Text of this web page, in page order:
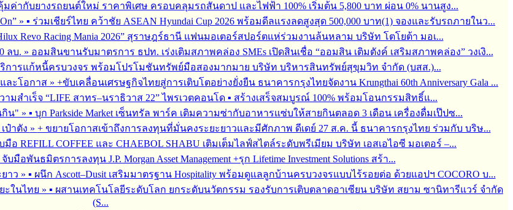
มค่ากับยางรถยนต์ใหม่ ราคาพิเศษ ครอบคลุมรถสันดาป และไฟฟ้า 100% เริ่มต้น 5,800 บาท ผ่อน 0% นานสูง...
» ▪︎ ร่วมเชียร์ไทย คว้าชัย ASEAN Hyundai Cup 2026 พร้อมดีลแรงลดสูงสุด 500,000 บาท(1) จองและรับรถภายในว...
Revo Racing Mania 2026” สุราษฎร์ธานี แฟนมอเตอร์สปอร์ตแห่ร่วมงานล้นหลาม บริษัท โตโยต้า มอเ...
ลบ. » ออมสินขานรับมาตรการ ธปท. เร่งเติมสภาพคล่อง SMEs เปิดสินเชื่อ “ออมสิน เติมตังค์ เสริมสภาพคล่อง” วงเงิ...
ริการแก้หนี้ครบวงจร พร้อมโปรโมชันทรัพย์มือสองมากมาย บริษัท บริหารสินทรัพย์สุขุมวิท จำกัด (บสส.)...
ละโอกาส » +ขับเคลื่อนเศรษฐกิจไทยสู่การเติบโตอย่างยั่งยืน ธนาคารกรุงไทยจัดงาน Krungthai 60th Anniversary Gala ...
ามสำเร็จ “LIFE สาทร–นราธิวาส 22” ไพรเวตคอนโด ▪︎ สร้างเสร็จสมบูรณ์ 100% พร้อมโอนกรรมสิทธิ์แ...
กิน" » ▪︎ บุก Parkside Market เซ็นทรัล พาร์ค เติมความซ่ากับอาหารแซ่บให้สายกินตลอด 3 เดือน เครื่องดื่มเป๊ปซ...
ป๋าตัง » + ขยายโอกาสเข้าถึงการลงทุนที่มั่นคงระยะยาวและมีศักภาพ ดีเดย์ 27 ส.ค. นี้ ธนาคารกรุงไทย ร่วมกับ บริษ...
มือ REFILL COFFEE และ CHAEBOL SHABU เติมเต็มไลฟ์สไตล์ระดับพรีเมียม บริษัท เอสเอไอซี มอเตอร์ –...
จับมือพันธมิตรการลงทุน J.P. Morgan Asset Management +รุก Lifetime Investment Solutions สร้า...
าว » ▪︎ ผนึก Ascott–Dusit เสริมมาตรฐาน Hospitality พร้อมดูแลลูกบ้านครบวงจรแบบไร้รอยต่อ ด้วยแอปฯ COCORO บ...
ะในไทย » ▪︎ ผสานเทคโนโลยีระดับโลก ยกระดับนวัตกรรม รองรับการเติบตลาดอาเซียน บริษัท สยาม ซานิทารีแวร์ จำกัด
(S...